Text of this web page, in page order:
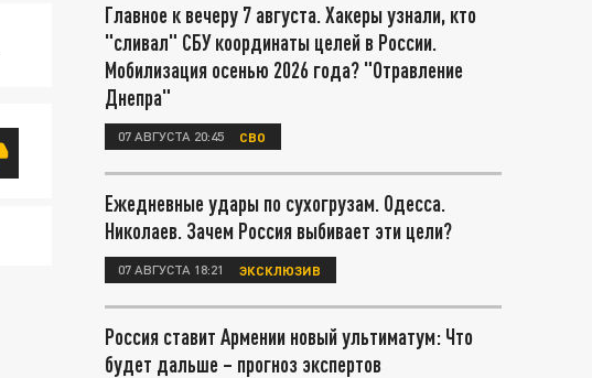
Главное к вечеру 7 августа. Хакеры узнали, кто
"сливал" СБУ координаты целей в России.
Мобилизация осенью 2026 года? "Отравление
Днепра"
07 АВГУСТА 20:45 СВО
Ежедневные удары по сухогрузам. Одесса.
Николаев. Зачем Россия выбивает эти цели?
07 АВГУСТА 18:21 ЭКСКЛЮЗИВ
Россия ставит Армении новый ультиматум: Что
будет дальше – прогноз экспертов